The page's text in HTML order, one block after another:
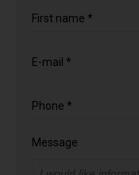
First name *
E-mail *
Phone *
Message